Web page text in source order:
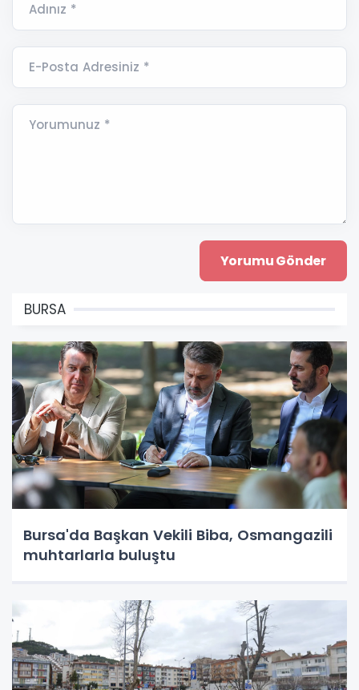
Adınız *
E-Posta Adresiniz *
Yorumunuz *
BURSA
Bursa'da Başkan Vekili Biba, Osmangazili
muhtarlarla buluştu